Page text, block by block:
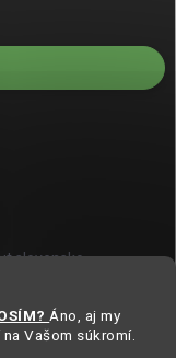
Áno, aj my
Vašom súkromí.